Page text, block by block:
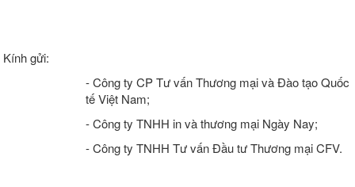
Kính gửi:
- Công ty CP Tư vấn Thương mại và Đào tạo Quốc
tế Việt Nam;
- Công ty TNHH in và thương mại Ngày Nay;
- Công ty TNHH Tư vấn Đầu tư Thương mại CFV.